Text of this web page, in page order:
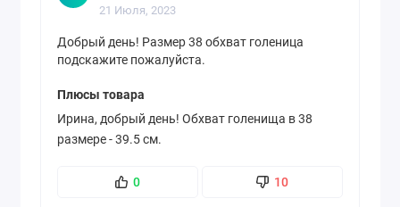
21 Июля, 2023
Добрый день! Размер 38 обхват голеница
подскажите пожалуйста.
Плюсы товара
Ирина, добрый день! Обхват голенища в 38
размере - 39.5 см.
0 10